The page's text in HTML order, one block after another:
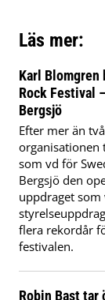
Läs mer:
Karl Blomgren
Rock Festival
Bergsjö
Efter mer än
organisationen
som vd för
Bergsjö den
uppdraget
flera rekordår
festivalen.
Robin Bast tar